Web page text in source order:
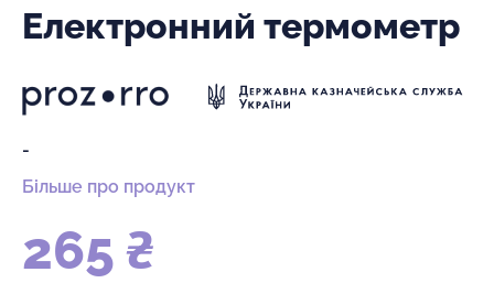
Електронний термометр
-
Більше про продукт
265 ₴